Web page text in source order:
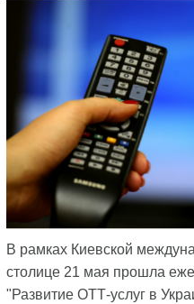
В рамках Киевской
столице 21 мая прошла
"Развитие ОТТ-услуг в